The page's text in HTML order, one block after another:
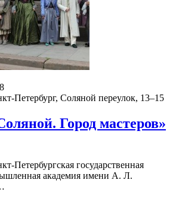
Петербург, Соляной переулок, 13–15
Город мастеров»
Петербургская государственная
академия имени А. Л.